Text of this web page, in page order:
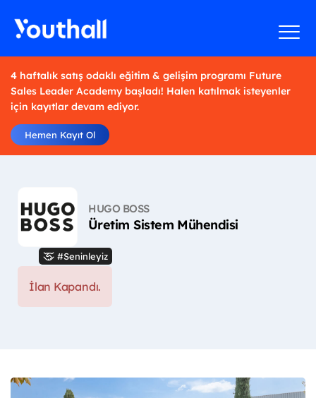
4 haftalık satış odaklı eğitim & gelişim programı Future
Sales Leader Academy başladı! Halen katılmak isteyenler
için kayıtlar devam ediyor.
Hemen Kayıt Ol
HUGO BOSS
Üretim Sistem Mühendisi
#Seninleyiz
İlan Kapandı.